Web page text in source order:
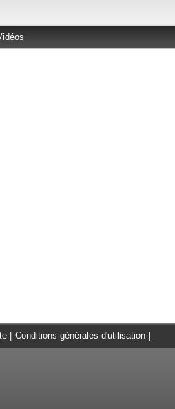
Conditions générales d'utilisation